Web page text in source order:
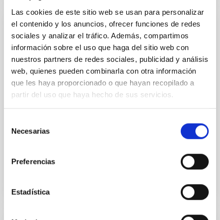
Las cookies de este sitio web se usan para personalizar
el contenido y los anuncios, ofrecer funciones de redes
sociales y analizar el tráfico. Además, compartimos
información sobre el uso que haga del sitio web con
nuestros partners de redes sociales, publicidad y análisis
web, quienes pueden combinarla con otra información
que les haya proporcionado o que hayan recopilado a
partir del uso que haya hecho de sus servicios.
Necesarias
Preferencias
Estadística
Modificación nº 1 a la Carta Acuerdo sobre
el experimento en colaboración entre el
IAC y la Organización Europea de
InvestigaciónAstronómica Hemisferio Sur.
Ampliar los objetivos de la colaboración para permitir
que los experimentos de campo LGS-AO sean
realizados en el telescopio WHT de La Palma en